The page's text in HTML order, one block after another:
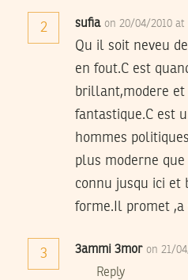
2 sufia on 20/04/2010 at
Qu il soit neveu
en fout.C est
brillant,modere
fantastique.C est
hommes
plus moderne que
connu jusqu ici et
forme.Il promet
3 3ammi 3mor on 21/
Reply